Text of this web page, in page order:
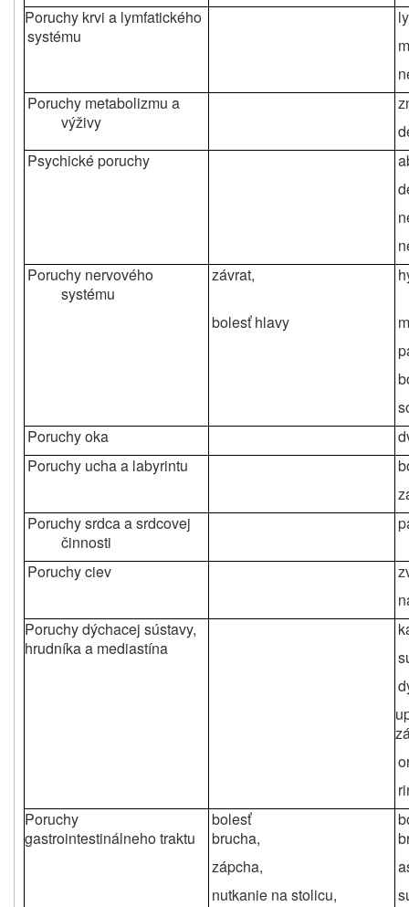
Poruchy krvi a lymfatického
systému
Poruchy metabolizmu a
výživy
Psychické poruchy
Poruchy nervového
systému
závrat,
bolesť hlavy
Poruchy oka
Poruchy ucha a labyrintu
Poruchy srdca a srdcovej
činnosti
Poruchy ciev
Poruchy dýchacej sústavy,
hrudníka a mediastína
Poruchy
gastrointestinálneho traktu
bolesť
brucha,
zápcha,
nutkanie na stolicu,